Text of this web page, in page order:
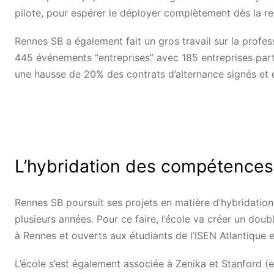
pilote, pour espérer le déployer complètement dès la
Rennes SB a également fait un gros travail sur la
445 événements “entreprises” avec 185 entreprises
une hausse de 20% des contrats d’alternance signés
L’hybridation des compétences
Rennes SB poursuit ses projets en matière
plusieurs années. Pour ce faire, l’école va créer un
à Rennes et ouverts aux étudiants de l’ISEN Atlantique
L’école s’est également associée à Zenika et Stanford